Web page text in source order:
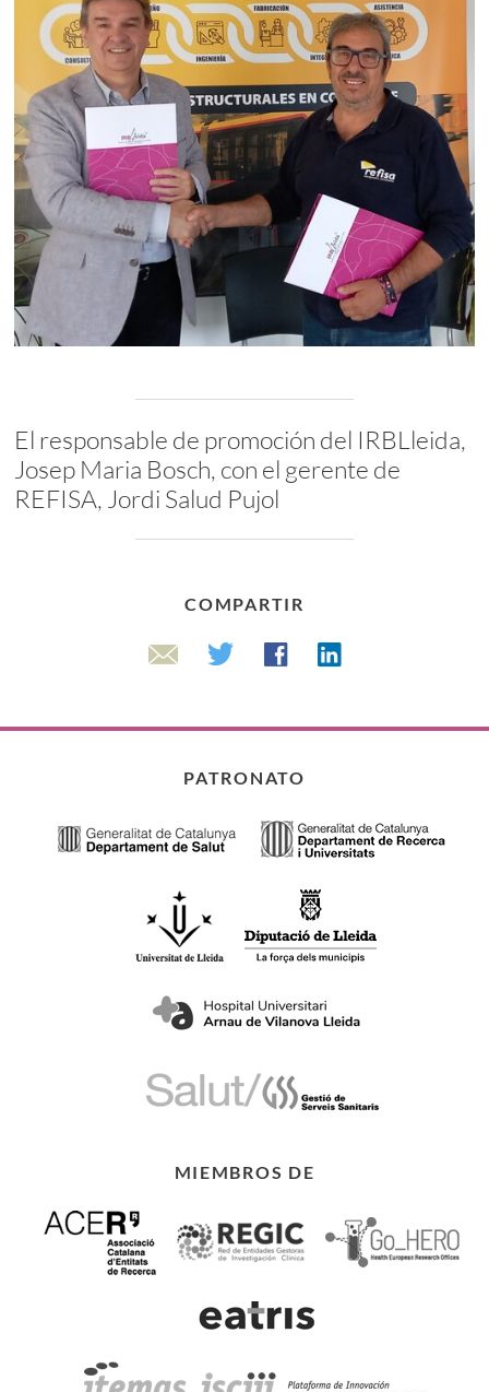
El responsable de promoción del IRBLleida,
Josep Maria Bosch, con el gerente de
REFISA, Jordi Salud Pujol
COMPARTIR
Email Twitter FacebookLinkedin
PATRONATO
MIEMBROS DE